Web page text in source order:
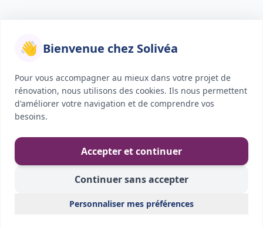
👋 Bienvenue chez Solivéa
Pour vous accompagner au mieux dans votre projet de
rénovation, nous utilisons des cookies. Ils nous permettent
d'améliorer votre navigation et de comprendre vos
besoins.
Accepter et continuer
Continuer sans accepter
Personnaliser mes préférences